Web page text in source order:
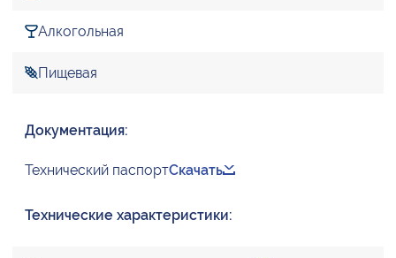
Алкогольная
Пищевая
Документация:
Технический паспортСкачать
Технические характеристики: